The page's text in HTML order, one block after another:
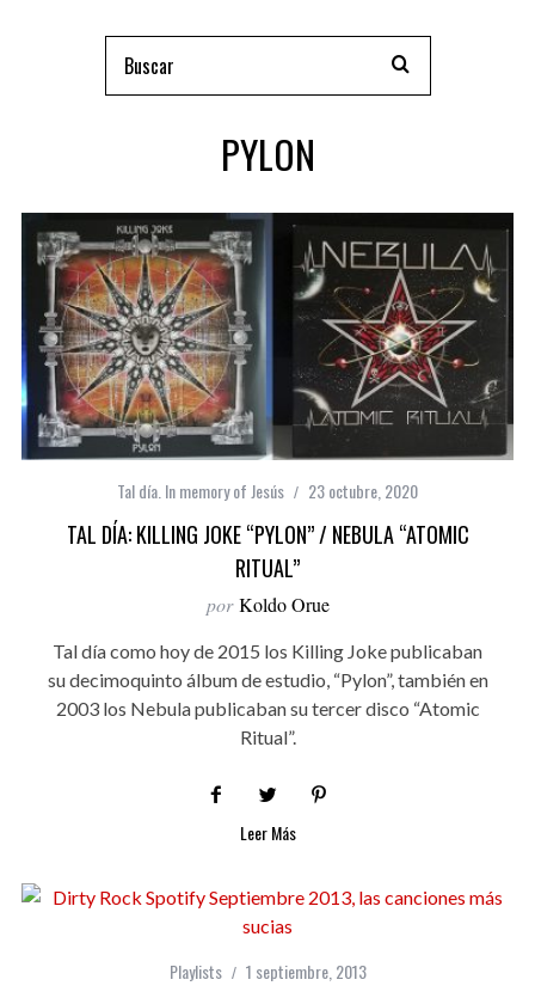
PYLON
Tal día. In memory of Jesús 23 octubre, 2020
TAL DÍA: KILLING JOKE “PYLON” / NEBULA “ATOMIC
RITUAL”
por Koldo Orue
Tal día como hoy de 2015 los Killing Joke publicaban
su decimoquinto álbum de estudio, “Pylon”, también en
2003 los Nebula publicaban su tercer disco “Atomic
Ritual”.
Leer Más
Playlists 1 septiembre, 2013